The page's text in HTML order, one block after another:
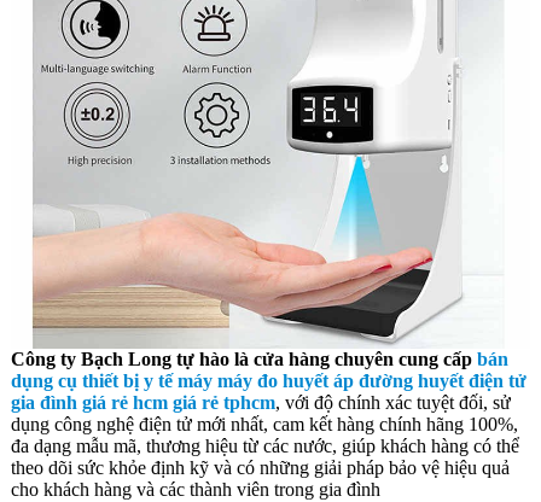
Công ty Bạch Long tự hào là cửa hàng chuyên cung cấp bán
dụng cụ thiết bị y tế máy máy đo huyết áp đường huyết điện tử
gia đình giá rẻ hcm giá rẻ tphcm, với độ chính xác tuyệt đối, sử
dụng công nghệ điện tử mới nhất, cam kết hàng chính hãng 100%,
đa dạng mẫu mã, thương hiệu từ các nước, giúp khách hàng có thể
theo dõi sức khỏe định kỹ và có những giải pháp bảo vệ hiệu quả
cho khách hàng và các thành viên trong gia đình